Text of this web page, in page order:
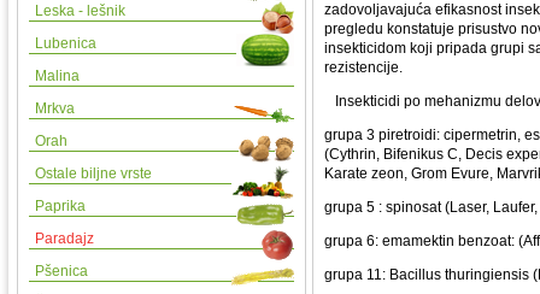
Leska - lešnik
Lubenica
Malina
Mrkva
Orah
Ostale biljne vrste
Paprika
Paradajz
Pšenica
zadovoljavajuća efikasnost
pregledu konstatuje prisustvo
insekticidom koji pripada grupi
rezistencije.
Insekticidi po mehanizmu
grupa 3 piretroidi: cipermetrin,
(Cythrin, Bifenikus C, Decis
Karate zeon, Grom Evure,
grupa 5 : spinosat (Laser,
grupa 6: emamektin benzoat:
grupa 11: Bacillus thuringiensis